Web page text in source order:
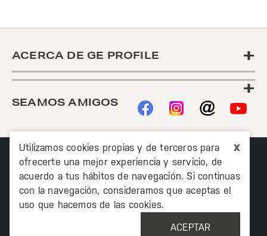
x
Utilizamos cookies propias y de terceros para
ofrecerte una mejor experiencia y servicio, de
acuerdo a tus hábitos de navegación. Si continuas
con la navegación, consideramos que aceptas el
uso que hacemos de las cookies.
ACEPTAR
ACERCA DE GE PROFILE
+
+
SEAMOS AMIGOS
©2020 TODOS LOS DERECHOS RESERVADOS MABE
DE CHAPULTEPEC, MIGUEL HIDALCO, CIUDAD DE MÉXICO, CP